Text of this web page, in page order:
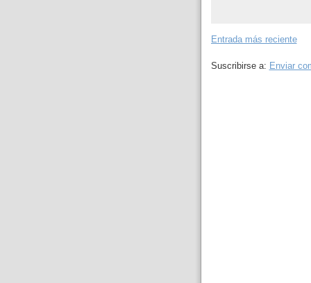
Entrada más reciente
Suscribirse a: Enviar